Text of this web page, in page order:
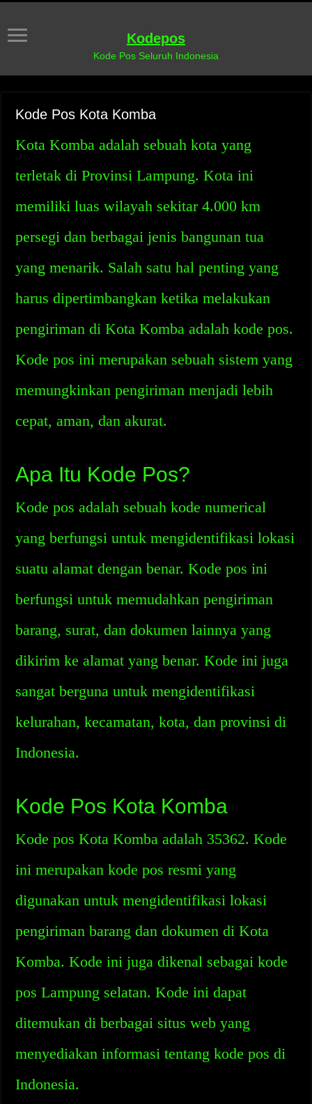
Kodepos
Kode Pos Seluruh Indonesia
Kode Pos Kota Komba
Kota Komba adalah sebuah kota yang
terletak di Provinsi Lampung. Kota ini
memiliki luas wilayah sekitar 4.000 km
persegi dan berbagai jenis bangunan tua
yang menarik. Salah satu hal penting yang
harus dipertimbangkan ketika melakukan
pengiriman di Kota Komba adalah kode pos.
Kode pos ini merupakan sebuah sistem yang
memungkinkan pengiriman menjadi lebih
cepat, aman, dan akurat.
Apa Itu Kode Pos?
Kode pos adalah sebuah kode numerical
yang berfungsi untuk mengidentifikasi lokasi
suatu alamat dengan benar. Kode pos ini
berfungsi untuk memudahkan pengiriman
barang, surat, dan dokumen lainnya yang
dikirim ke alamat yang benar. Kode ini juga
sangat berguna untuk mengidentifikasi
kelurahan, kecamatan, kota, dan provinsi di
Indonesia.
Kode Pos Kota Komba
Kode pos Kota Komba adalah 35362. Kode
ini merupakan kode pos resmi yang
digunakan untuk mengidentifikasi lokasi
pengiriman barang dan dokumen di Kota
Komba. Kode ini juga dikenal sebagai kode
pos Lampung selatan. Kode ini dapat
ditemukan di berbagai situs web yang
menyediakan informasi tentang kode pos di
Indonesia.